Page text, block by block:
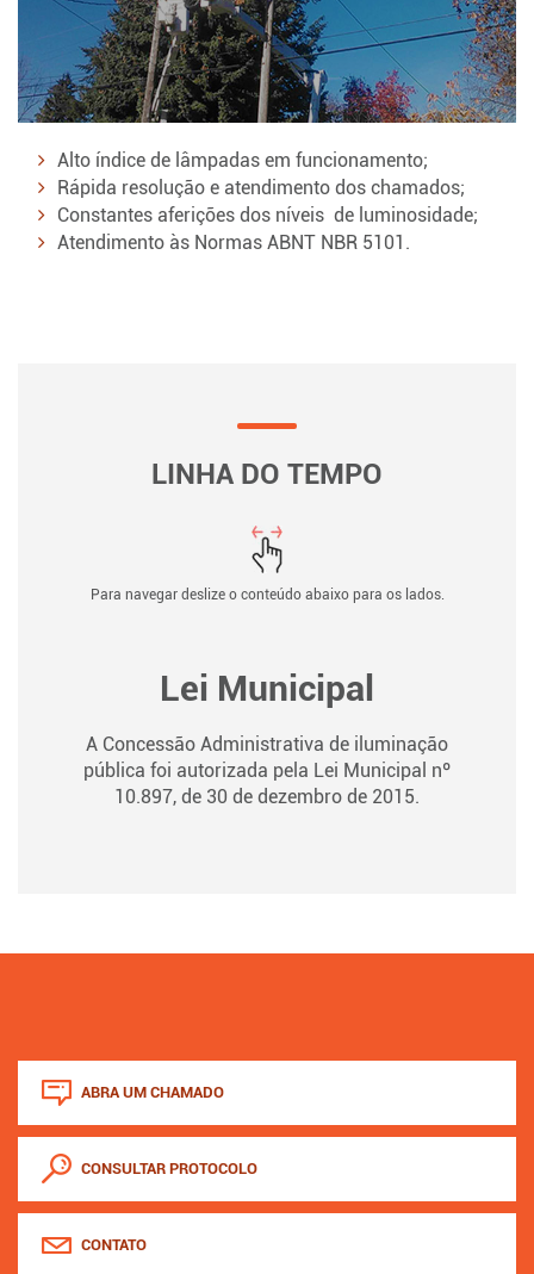
Alto índice de lâmpadas em funcionamento;
Rápida resolução e atendimento dos chamados;
Constantes aferições dos níveis de luminosidade;
Atendimento às Normas ABNT NBR 5101.
LINHA DO TEMPO
Para navegar deslize o conteúdo abaixo para os lados.
Lei Municipal
A Concessão Administrativa de iluminação
pública foi autorizada pela Lei Municipal nº
10.897, de 30 de dezembro de 2015.
ABRA UM CHAMADO
CONSULTAR PROTOCOLO
CONTATO